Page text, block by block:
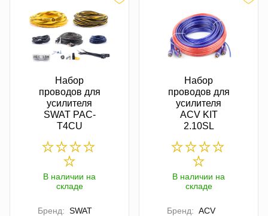
Набор
проводов для
усилителя
SWAT PAC-
T4CU
В наличии на
складе
Бренд: SWAT
Набор
проводов для
усилителя
ACV KIT
2.10SL
В наличии на
складе
Бренд: ACV